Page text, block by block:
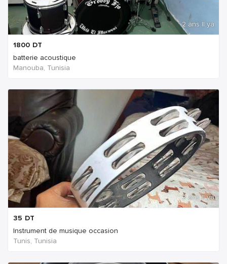
2 ans Il ya
1800 DT
batterie acoustique
Manouba, Tunisia
2 ans Il ya
35 DT
Instrument de musique occasion
Tunis, Tunisia